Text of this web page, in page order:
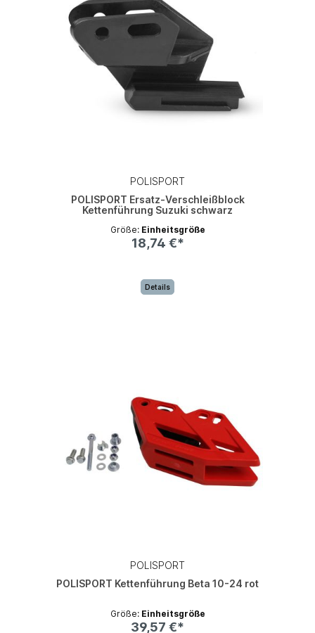
POLISPORT
POLISPORT Ersatz-Verschleißblock
Kettenführung Suzuki schwarz
Größe: Einheitsgröße
18,74 €*
Details
POLISPORT
POLISPORT Kettenführung Beta 10-24 rot
Größe: Einheitsgröße
39,57 €*